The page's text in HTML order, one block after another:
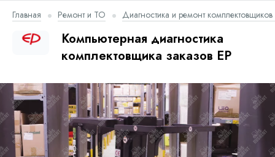
Главная Ремонт и ТО Диагностика и ремонт комплектовщиков
Компьютерная диагностика
комплектовщика заказов EP